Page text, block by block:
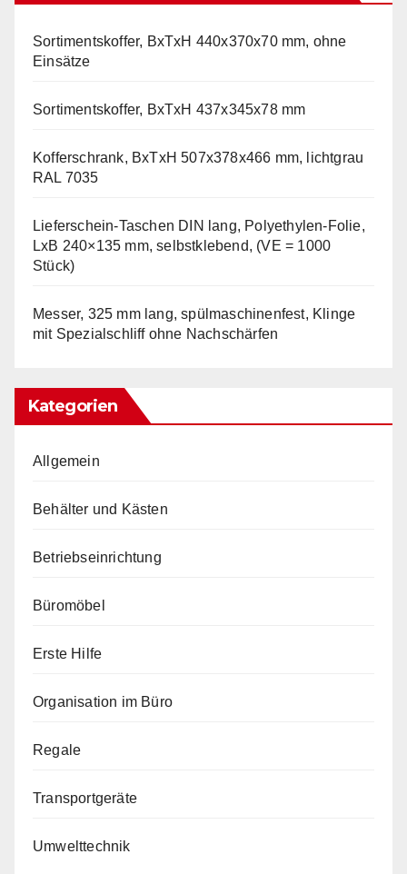
Sortimentskoffer, BxTxH 440x370x70 mm, ohne
Einsätze
Sortimentskoffer, BxTxH 437x345x78 mm
Kofferschrank, BxTxH 507x378x466 mm, lichtgrau
RAL 7035
Lieferschein-Taschen DIN lang, Polyethylen-Folie,
LxB 240×135 mm, selbstklebend, (VE = 1000
Stück)
Messer, 325 mm lang, spülmaschinenfest, Klinge
mit Spezialschliff ohne Nachschärfen
Kategorien
Allgemein
Behälter und Kästen
Betriebseinrichtung
Büromöbel
Erste Hilfe
Organisation im Büro
Regale
Transportgeräte
Umwelttechnik